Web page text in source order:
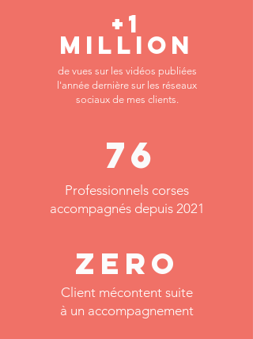
+1
MILLION
de vues sur les vidéos publiées
l'année dernière sur les réseaux
sociaux de mes clients.
76
Professionnels corses
accompagnés depuis 2021
zero
Client mécontent suite
à un accompagnement